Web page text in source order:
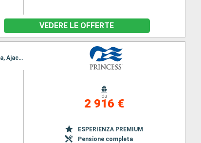
VEDERE LE OFFERTE
Itinerario : Pireo - Atene, Heraklion, Bar, Corfu, Messina, Barcellona, Palma di Maiorca, Marsiglia, Genova, Ajaccio, La Spezia, Civitavecchia - Roma, Napoli, Palermo, Chania, Kusadasi, Mykonos, Pireo - Atene
da
2 916 €
ESPERIENZA PREMIUM
Pensione completa